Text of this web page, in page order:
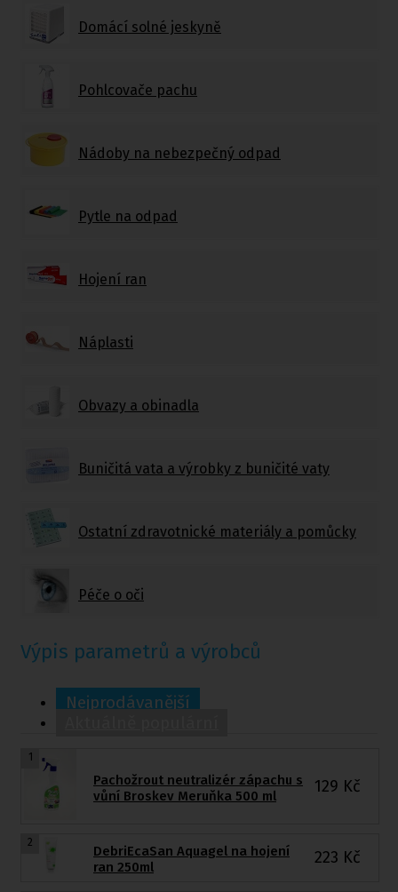
Domácí solné jeskyně
Pohlcovače pachu
Nádoby na nebezpečný odpad
Pytle na odpad
Hojení ran
Náplasti
Obvazy a obinadla
Buničitá vata a výrobky z buničité vaty
Ostatní zdravotnické materiály a pomůcky
Péče o oči
Výpis parametrů a výrobců
Nejprodávanější
1
Pachožrout neutralizér zápachu s
vůní Broskev Meruňka 500 ml
129 Kč
2
DebriEcaSan Aquagel na hojení
ran 250ml
223 Kč